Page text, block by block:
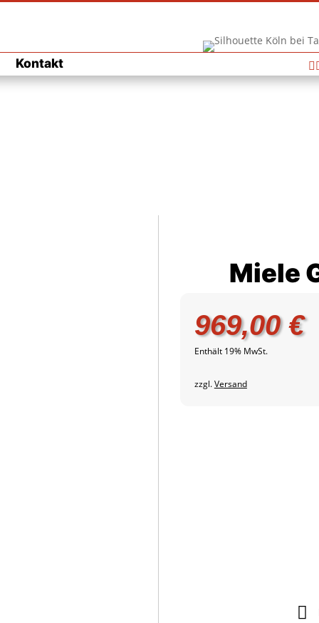
Kontakt 
Miele
969,00€
Enthält 19% MwSt.
zzgl.Versand
